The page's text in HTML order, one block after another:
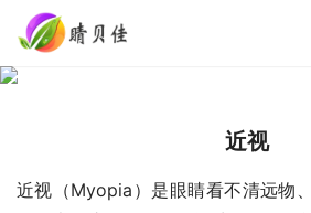
近视
近视（Myopia）是眼睛看不清远物